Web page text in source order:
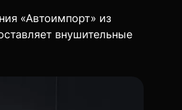
«Автоимпорт» из
внушительные